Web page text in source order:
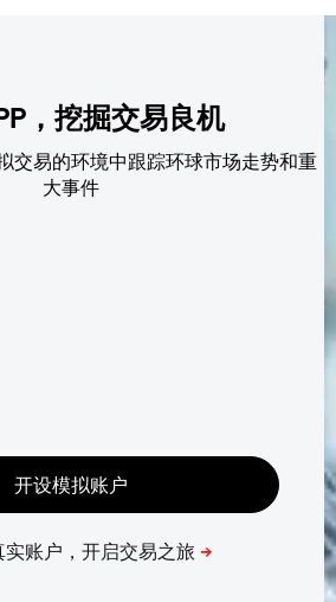
，挖掘交易良机
交易的环境中跟踪环球市场走势和重
大事件